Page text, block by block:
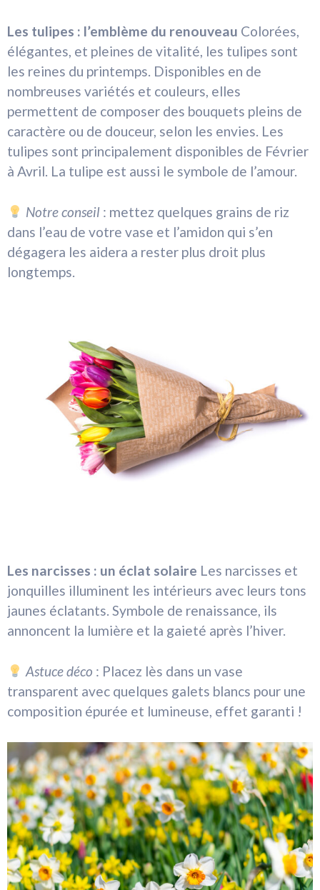
Les tulipes : l’emblème du renouveau Colorées,
élégantes, et pleines de vitalité, les tulipes sont
les reines du printemps. Disponibles en de
nombreuses variétés et couleurs, elles
permettent de composer des bouquets pleins de
caractère ou de douceur, selon les envies. Les
tulipes sont principalement disponibles de Février
à Avril. La tulipe est aussi le symbole de l’amour.
Notre conseil : mettez quelques grains de riz
dans l’eau de votre vase et l’amidon qui s’en
dégagera les aidera a rester plus droit plus
longtemps.
Les narcisses : un éclat solaire Les narcisses et
jonquilles illuminent les intérieurs avec leurs tons
jaunes éclatants. Symbole de renaissance, ils
annoncent la lumière et la gaieté après l’hiver.
Astuce déco : Placez lès dans un vase
transparent avec quelques galets blancs pour une
composition épurée et lumineuse, effet garanti !